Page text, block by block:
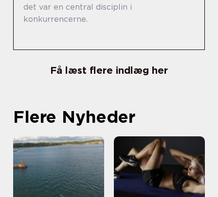
det var en central disciplin i
konkurrencerne.
Få læst flere indlæg her
Flere Nyheder